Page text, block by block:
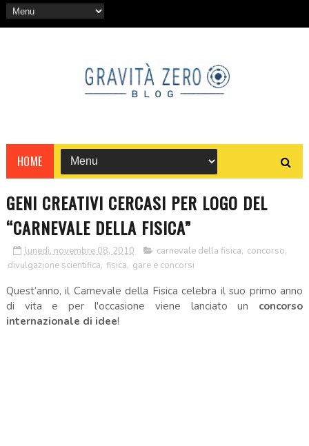
HOME
GENI CREATIVI CERCASI PER LOGO DEL
“CARNEVALE DELLA FISICA”
lunedì, novembre 08, 2010 carnevale della fisica, concorso,
divulgazione scientifica, fisica, gare e concorsi
Quest’anno, il Carnevale della Fisica celebra il suo primo anno
di vita e per l'occasione viene lanciato un concorso
internazionale di idee!